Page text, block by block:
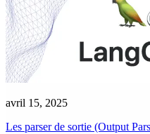
avril 15, 2025
Les parser de sortie (Output